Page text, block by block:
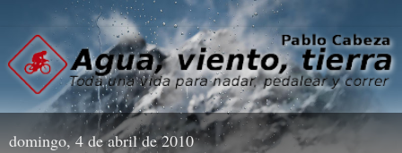
domingo, 4 de abril de 2010